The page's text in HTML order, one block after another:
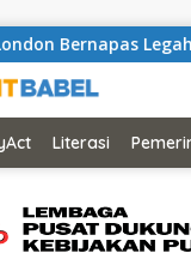
Legah Usai
Literasi